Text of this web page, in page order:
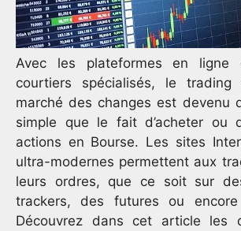
Avec les plateformes en ligne
courtiers spécialisés, le
marché des changes est devenu
simple que le fait d’acheter ou
actions en Bourse. Les sites
ultra-modernes permettent aux
leurs ordres, que ce soit sur
trackers, des futures ou
Découvrez dans cet article les